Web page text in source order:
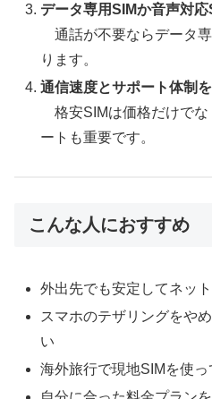
データ専用SIMか音声対
通話が不要ならデータ
ります。
通信速度とサポート体制
格安SIMは価格だけでな
ートも重要です。
こんな人におすすめ
外出先でも安定してネッ
スマホのテザリングをや
い
海外旅行で現地SIMを使